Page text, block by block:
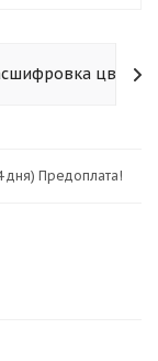
цветов
дня) Предоплата!